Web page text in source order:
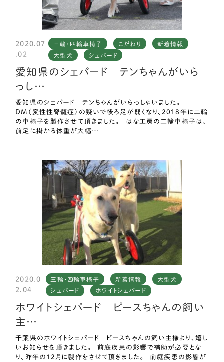
2020.07
.02
三輪・四輪車椅子 こだわり
新着情報
大型犬
シェパード
愛知県のシェパード テンちゃんがいら
っし…
愛知県のシェパード テンちゃんがいらっしゃいました。
DM（変性性脊髄症）の疑いで後ろ足が弱くなり、2018年に二輪
の車椅子を製作させて頂きました。 はな工房の二輪車椅子は、
前足に掛かる体重が大幅…
2020.0
2.04
三輪・四輪車椅子 新着情報
大型犬
シェパード
ホワイトシェパード
ホワイトシェパード ピースちゃんの飼い
主…
千葉県のホワイトシェパード ピースちゃんの飼い主様より、嬉し
いお知らせを頂きました。 前庭疾患の影響で補助が必要とな
り、昨年の12月に製作をさせて頂きました。 前庭疾患の影響が